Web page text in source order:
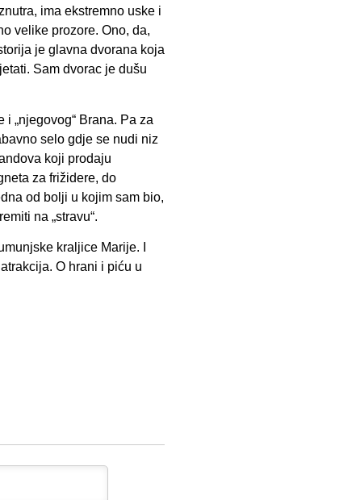
ima ekstremno uske i
velike prozore. Ono, da,
je glavna dvorana koja
Sam dvorac je dušu
„njegovog“ Brana. Pa za
selo gdje se nudi niz
koji prodaju
za frižidere, do
od bolji u kojim sam bio,
na „stravu“.
kraljice Marije. I
O hrani i piću u